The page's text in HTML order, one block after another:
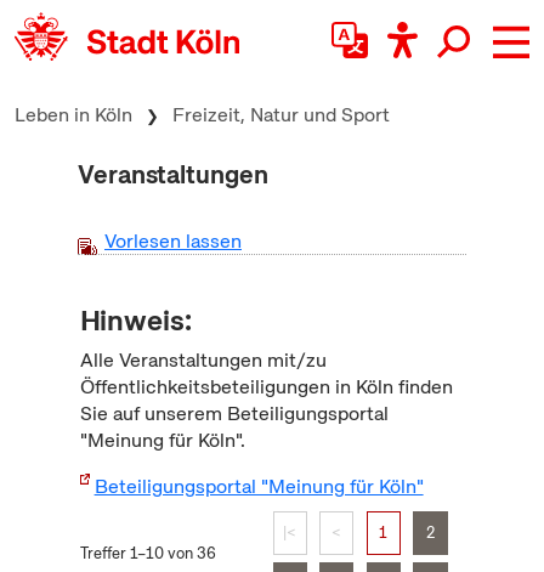
zum Inhalt springen
Leben in Köln Freizeit, Natur und Sport
Veranstaltungen
Vorlesen lassen
Hinweis:
Alle Veranstaltungen mit/zu
Öffentlichkeitsbeteiligungen in Köln finden
Sie auf unserem Beteiligungsportal
"Meinung für Köln".
Beteiligungsportal "Meinung für Köln"
Treffer 1–10 von 36
|< < 1 2